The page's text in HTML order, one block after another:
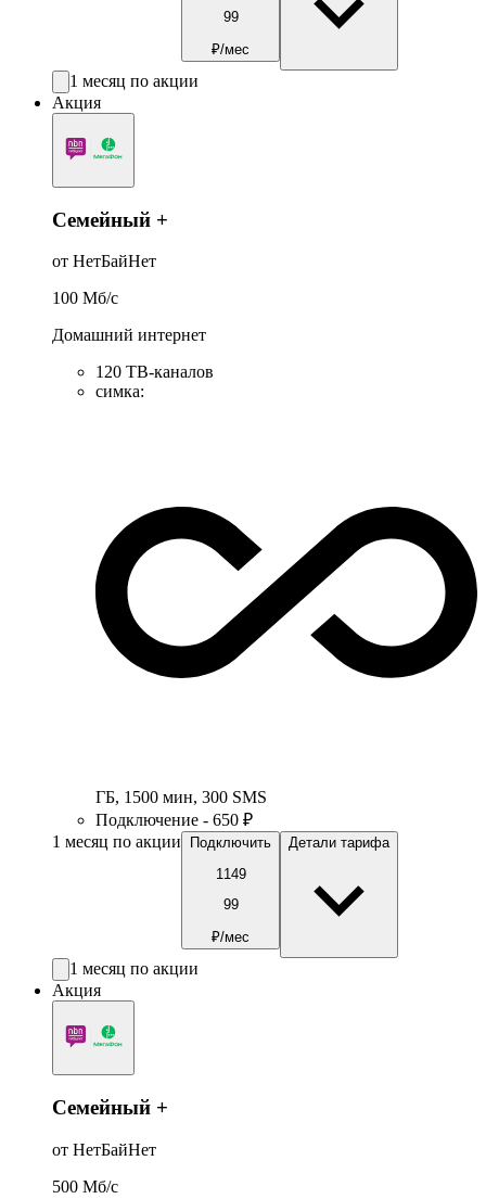
99
₽/мес
1 месяц по акции
Акция
Семейный +
от НетБайНет
100 Мб/c
Домашний интернет
120 ТВ-каналов
симка:
ГБ, 1500 мин, 300 SMS
Подключение - 650 ₽
1 месяц по акции
Подключить
1149
99
₽/мес
Детали тарифа
1 месяц по акции
Акция
Семейный +
от НетБайНет
500 Мб/c